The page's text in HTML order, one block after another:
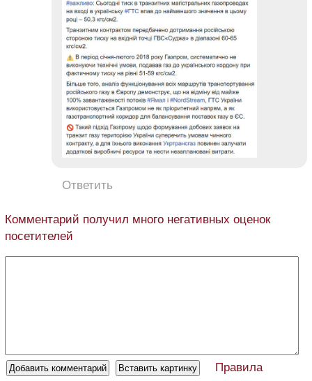
Ответить
Комментарий получил много негативных оценок
посетителей
Правила